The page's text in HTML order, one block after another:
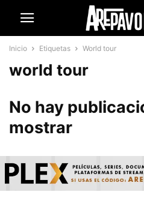
Inicio Etiquetas World tour
world tour
No hay
mostrar